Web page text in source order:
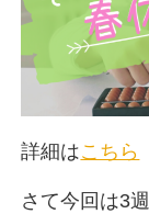
詳細はこちら
さて今回は3